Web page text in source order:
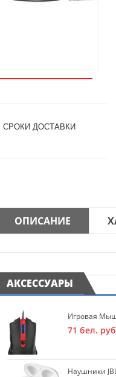
СРОКИ ДОСТАВКИ
ОПИСАНИЕ
АКСЕССУАРЫ
Игровая
71 бел. руб
Наушники